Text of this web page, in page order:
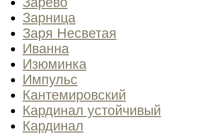
Зарница
Заря Несветая
Иванна
Изюминка
Импульс
Кантемировский
Кардинал устойчивый
Кардинал